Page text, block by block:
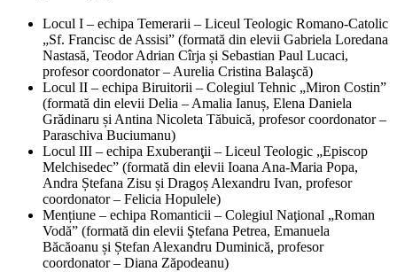
Locul I – echipa Temerarii – Liceul Teologic Romano-Catolic
„Sf. Francisc de Assisi” (formată din elevii Gabriela Loredana
Nastasă, Teodor Adrian Cîrja și Sebastian Paul Lucaci,
profesor coordonator – Aurelia Cristina Balaşcă)
Locul II – echipa Biruitorii – Colegiul Tehnic „Miron Costin”
(formată din elevii Delia – Amalia Ianuș, Elena Daniela
Grădinaru și Antina Nicoleta Tăbuică, profesor coordonator –
Paraschiva Buciumanu)
Locul III – echipa Exuberanţii – Liceul Teologic „Episcop
Melchisedec” (formată din elevii Ioana Ana-Maria Popa,
Andra Ștefana Zisu și Dragoș Alexandru Ivan, profesor
coordonator – Felicia Hopulele)
Mențiune – echipa Romanticii – Colegiul Naţional „Roman
Vodă” (formată din elevii Ştefana Petrea, Emanuela
Băcăoanu și Ștefan Alexandru Duminică, profesor
coordonator – Diana Zăpodeanu)